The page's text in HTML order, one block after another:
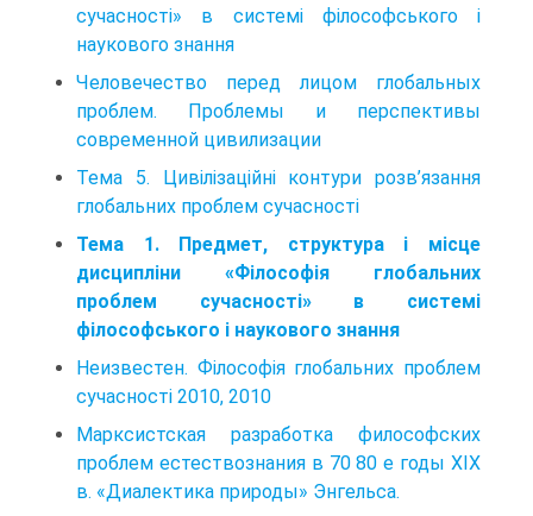
сучасності» в системі філософського і
наукового знання
Человечество перед лицом глобальных
проблем. Проблемы и перспективы
современной цивилизации
Тема 5. Цивілізаційні контури розв’язання
глобальних проблем сучасності
Тема 1. Предмет, структура і місце
дисципліни «Філософія глобальних
проблем сучасності» в системі
філософського і наукового знання
Неизвестен. Філософія глобальних проблем
сучасності 2010, 2010
Марксистская разработка философских
проблем естествознания в 70 80 е годы XIX
в. «Диалектика природы» Энгельса.